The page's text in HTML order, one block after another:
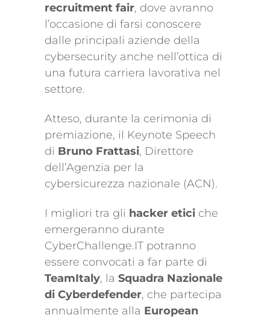
recruitment fair, dove avranno
l’occasione di farsi conoscere
dalle principali aziende della
cybersecurity anche nell’ottica di
una futura carriera lavorativa nel
settore.
Atteso, durante la cerimonia di
premiazione, il Keynote Speech
di Bruno Frattasi, Direttore
dell’Agenzia per la
cybersicurezza nazionale (ACN).
I migliori tra gli hacker etici che
emergeranno durante
CyberChallenge.IT potranno
essere convocati a far parte di
TeamItaly, la Squadra Nazionale
di Cyberdefender, che partecipa
annualmente alla European